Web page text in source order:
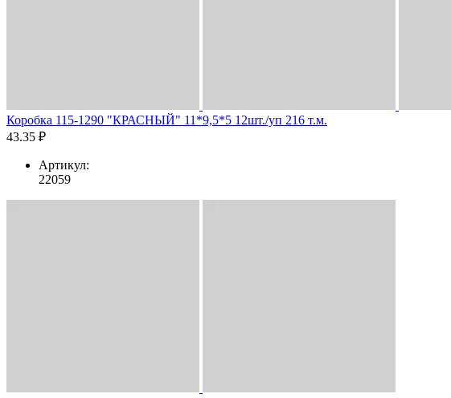
Коробка 115-1290 "КРАСНЫЙ" 11*9,5*5 12шт./уп 216 т.м.
43.35 ₽
Артикул:
22059